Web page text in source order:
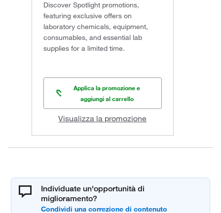
Discover Spotlight promotions,
featuring exclusive offers on
laboratory chemicals, equipment,
consumables, and essential lab
supplies for a limited time.
Applica la promozione e
aggiungi al carrello
Visualizza la promozione
Individuate un'opportunità di
miglioramento?